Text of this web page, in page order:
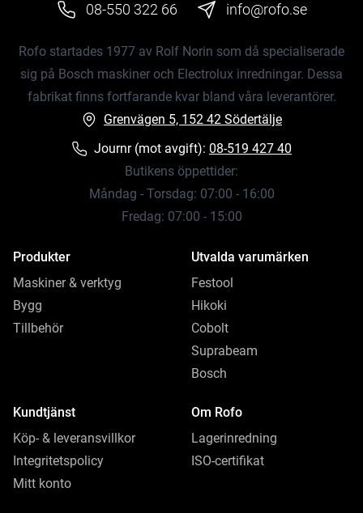
08-550 322 66 info@rofo.se
Rofo startades 1977 av Rolf Norin som då specialiserade
sig på Bosch maskiner och Electrolux inredningar. Dessa
fabrikat finns fortfarande kvar bland våra leverantörer.
Grenvägen 5, 152 42 Södertälje
Journr (mot avgift): 08-519 427 40
Butikens öppettider:
Måndag - Torsdag: 07:00 - 16:00
Fredag: 07:00 - 15:00
Produkter
Maskiner & verktyg
Bygg
Tillbehör
Utvalda varumärken
Festool
Hikoki
Cobolt
Suprabeam
Bosch
Kundtjänst
Köp- & leveransvillkor
Integritetspolicy
Mitt konto
Om Rofo
Lagerinredning
ISO-certifikat